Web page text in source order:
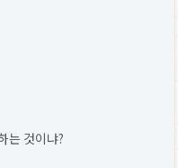
는 것이냐?